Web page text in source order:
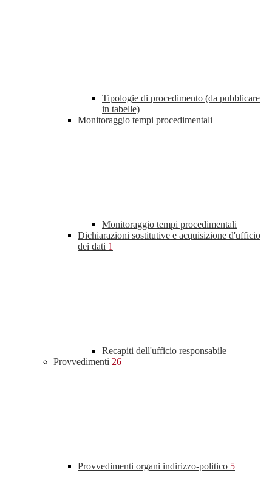
Tipologie di procedimento (da pubblicare
in tabelle)
Monitoraggio tempi procedimentali
Monitoraggio tempi procedimentali
Dichiarazioni sostitutive e acquisizione d'ufficio
dei dati 1
Recapiti dell'ufficio responsabile
Provvedimenti 26
Provvedimenti organi indirizzo-politico 5